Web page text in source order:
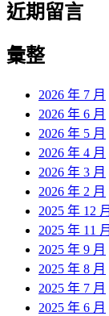
近期留言
彙整
2026 年 7 月
2026 年 6 月
2026 年 5 月
2026 年 4 月
2026 年 3 月
2026 年 2 月
2025 年 12 月
2025 年 11 月
2025 年 9 月
2025 年 8 月
2025 年 7 月
2025 年 6 月